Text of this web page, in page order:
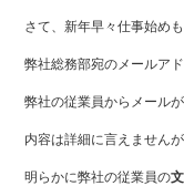
さて、新年早々仕事始め
弊社総務部宛のメールア
弊社の従業員からメールが
内容は詳細に言えません
明らかに弊社の従業員の